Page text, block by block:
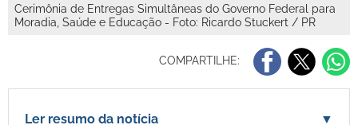
Cerimônia de Entregas Simultâneas do Governo Federal para
Moradia, Saúde e Educação - Foto: Ricardo Stuckert / PR
COMPARTILHE:
Ler resumo da notícia ▼